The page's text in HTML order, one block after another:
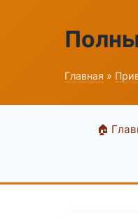
Главная »
🏠